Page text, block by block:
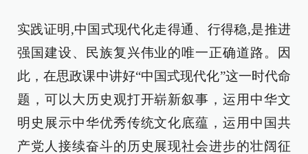
实践证明,中国式现代化走得通、行得稳,是推进
强国建设、民族复兴伟业的唯一正确道路。因
此，在思政课中讲好“中国式现代化”这一时代命
题，可以大历史观打开崭新叙事，运用中华文
明史展示中华优秀传统文化底蕴，运用中国共
产党人接续奋斗的历史展现社会进步的壮阔征